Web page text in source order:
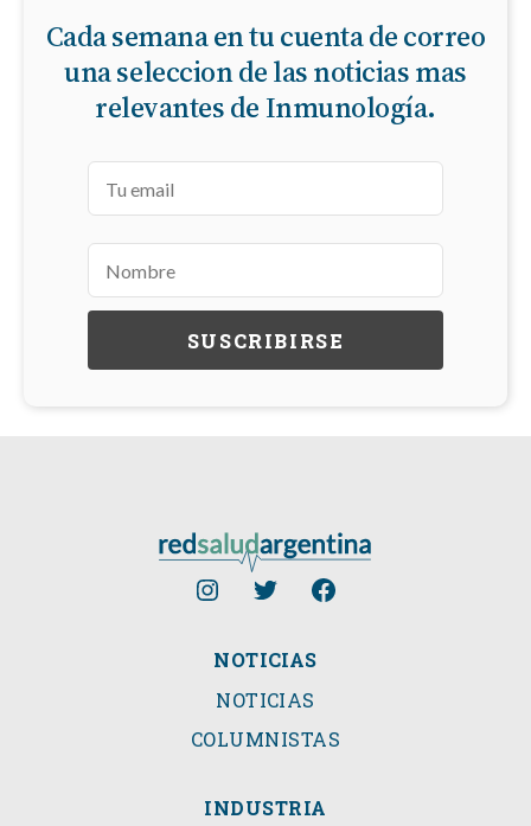
Cada semana en tu cuenta de correo
una seleccion de las noticias mas
relevantes de Inmunología.
NOTICIAS
NOTICIAS
COLUMNISTAS
INDUSTRIA